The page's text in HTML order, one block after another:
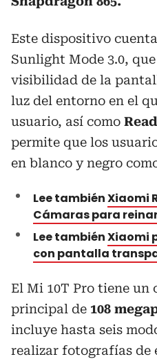
Este dispositivo
Sunlight Mode 3.0,
visibilidad de la
luz del entorno en el
usuario, así como
permite que los
en blanco y negro
Lee tambiénXiaomi
Cámaras para
Lee tambiénXiaomi
con pantalla
El Mi 10T Pro tiene un
principal de 108
incluye hasta seis
realizar fotografías de